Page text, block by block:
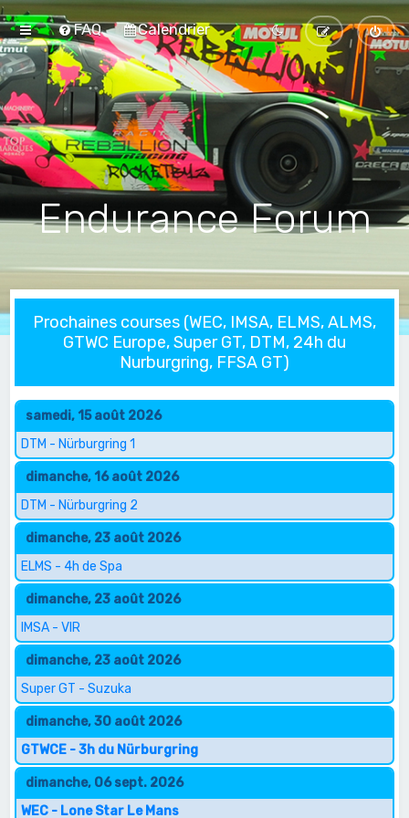
FAQ Calendrier
Endurance Forum
Prochaines courses (WEC, IMSA, ELMS, ALMS,
GTWC Europe, Super GT, DTM, 24h du
Nurburgring, FFSA GT)
samedi, 15 août 2026
DTM - Nürburgring 1
dimanche, 16 août 2026
DTM - Nürburgring 2
dimanche, 23 août 2026
ELMS - 4h de Spa
dimanche, 23 août 2026
IMSA - VIR
dimanche, 23 août 2026
Super GT - Suzuka
dimanche, 30 août 2026
GTWCE - 3h du Nürburgring
dimanche, 06 sept. 2026
WEC - Lone Star Le Mans